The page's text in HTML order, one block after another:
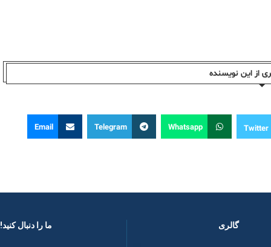
از این نویسندە
Twitter
Whatsapp
Telegram
Email
گالری ما را دنبال کنید! ​